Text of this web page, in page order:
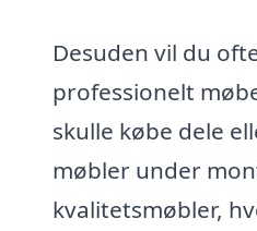
Desuden vil du
professionelt
skulle købe dele
møbler under
kvalitetsmøbler,